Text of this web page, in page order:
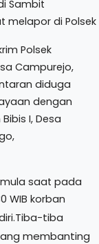
melapor di
Polsek
Campurejo,
diduga
dengan
I, Desa
saat pada
WIB korban
Tiba-tiba
membanting